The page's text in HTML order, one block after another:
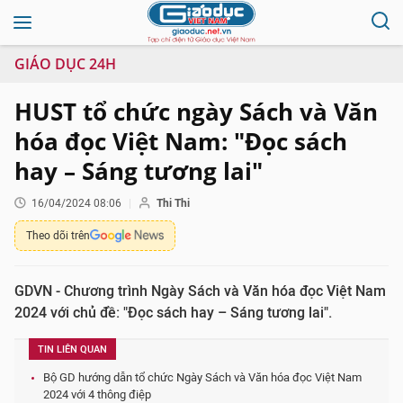
GIÁO DỤC 24H
HUST tổ chức ngày Sách và Văn
hóa đọc Việt Nam: "Đọc sách
hay – Sáng tương lai"
16/04/2024 08:06 Thi Thi
Theo dõi trên
GDVN - Chương trình Ngày Sách và Văn hóa đọc Việt Nam
2024 với chủ đề: "Đọc sách hay – Sáng tương lai".
TIN LIÊN QUAN
Bộ GD hướng dẫn tổ chức Ngày Sách và Văn hóa đọc Việt Nam
2024 với 4 thông điệp